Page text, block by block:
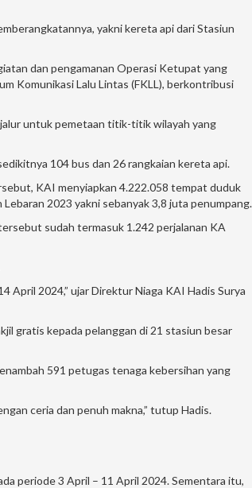
yakni kereta api dari Stasiun
dan pengamanan Operasi Ketupat yang
Komunikasi Lalu Lintas (FKLL), berkontribusi
untuk pemetaan titik-titik wilayah yang
104 bus dan 26 rangkaian kereta api.
KAI menyiapkan 4.222.058 tempat duduk
2023 yakni sebanyak 3,8 juta penumpang.
sudah termasuk 1.242 perjalanan KA
April 2024,” ujar Direktur Niaga KAI Hadis Surya
gratis kepada pelanggan di 21 stasiun besar
591 petugas tenaga kebersihan yang
ceria dan penuh makna,” tutup Hadis.
periode 3 April – 11 April 2024. Sementara itu,